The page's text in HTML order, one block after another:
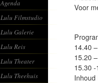
Agenda
Lulu Filmstudio
Lulu Galerie
Lulu Reis
Lulu Theater
Lulu Theehuis
Voor
14.40
15.20
15.30
Inhoud